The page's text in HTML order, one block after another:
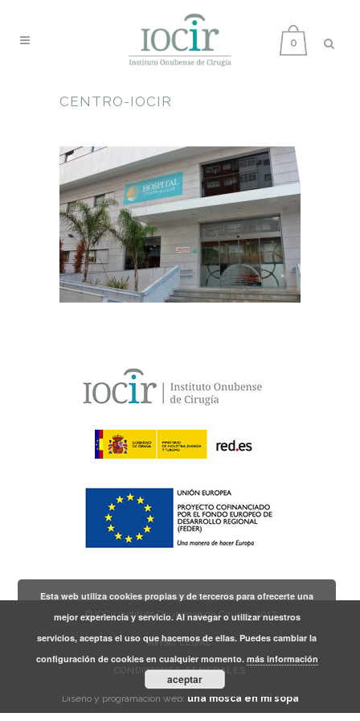
0
CENTRO-IOCIR
© IOCir Instituto Onubense de Cirugía, 2017
AVISO LEGAL
CONDICIONES GENERALES
Diseño y programación web: una mosca en mi sopa
Esta web utiliza cookies propias y de terceros para ofrecerte una
mejor experiencia y servicio. Al navegar o utilizar nuestros
servicios, aceptas el uso que hacemos de ellas. Puedes cambiar la
configuración de cookies en cualquier momento. más información
aceptar